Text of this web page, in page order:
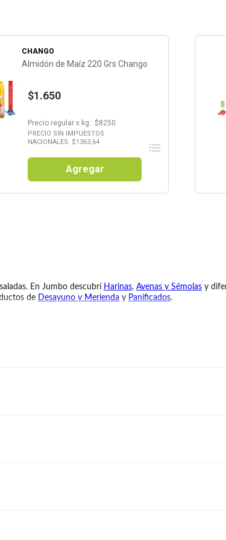
CHANGO
Almidón de Maíz 220 Grs Chango
$1.650
Precio regular x kg.: $8250
PRECIO SIN IMPUESTOS
NACIONALES: $1363,64
Agregar
En Jumbo descubrí Harinas, Avenas y Sémolas y
de Desayuno y Merienda y Panificados.
de harina ofrece características particulares para